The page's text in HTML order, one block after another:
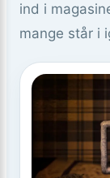
ind i
mange står i